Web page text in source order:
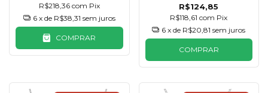
R$218,36 com Pix
6 x de R$38,31 sem juros
COMPRAR
R$124,85
R$118,61com Pix
6 x de R$20,81 sem juros
COMPRAR